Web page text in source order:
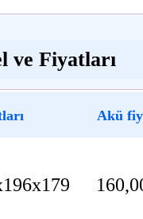
ve Fiyatları
Akü